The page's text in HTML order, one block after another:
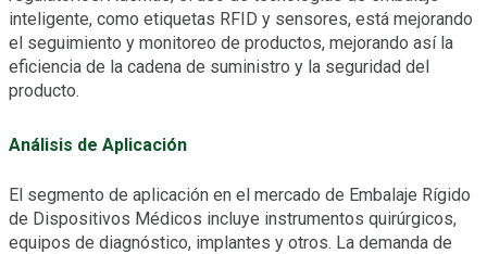
inteligente, como etiquetas RFID y sensores, está mejorando
el seguimiento y monitoreo de productos, mejorando así la
eficiencia de la cadena de suministro y la seguridad del
producto.
Análisis de Aplicación
El segmento de aplicación en el mercado de Embalaje Rígido
de Dispositivos Médicos incluye instrumentos quirúrgicos,
equipos de diagnóstico, implantes y otros. La demanda de